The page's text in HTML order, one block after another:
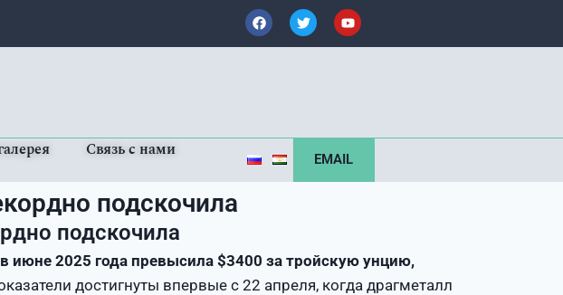
Связь с нами
EMAIL
подскочила
подскочила
июне 2025 года превысила $3400 за тройскую унцию,
достигнуты впервые с 22 апреля, когда драгметалл